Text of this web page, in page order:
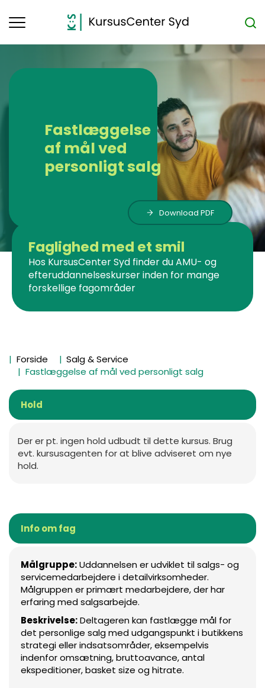
Toggle
Faglighed med et smil
Hos KursusCenter Syd finder du AMU- og
efteruddannelseskurser inden for mange
forskellige fagområder
Fastlæggelse
af mål ved
personligt salg
Download PDF
Forside
Salg & Service
Fastlæggelse af mål ved personligt salg
Hold
Der er pt. ingen hold udbudt til dette kursus. Brug
evt. kursusagenten for at blive adviseret om nye
hold.
Info om fag
Målgruppe:Uddannelsen er udviklet til salgs- og
servicemedarbejdere i detailvirksomheder.
Målgruppen er primært medarbejdere, der har
erfaring med salgsarbejde.
Beskrivelse:Deltageren kan fastlægge mål for
det personlige salg med udgangspunkt i butikkens
strategi eller indsatsområder, eksempelvis
indenfor omsætning, bruttoavance, antal
ekspeditioner, basket size og hitrate.